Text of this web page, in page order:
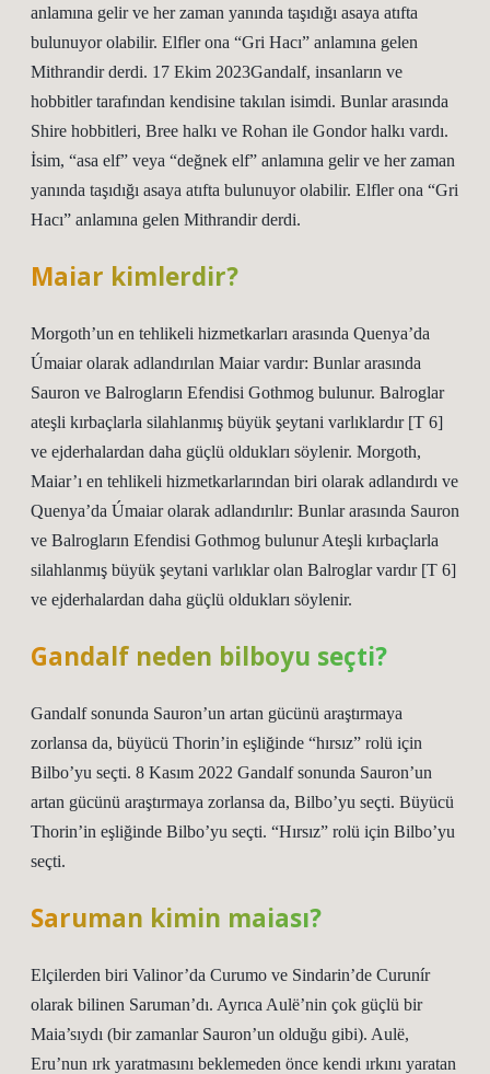
anlamına gelir ve her zaman yanında taşıdığı asaya atıfta
bulunuyor olabilir. Elfler ona “Gri Hacı” anlamına gelen
Mithrandir derdi. 17 Ekim 2023Gandalf, insanların ve
hobbitler tarafından kendisine takılan isimdi. Bunlar arasında
Shire hobbitleri, Bree halkı ve Rohan ile Gondor halkı vardı.
İsim, “asa elf” veya “değnek elf” anlamına gelir ve her zaman
yanında taşıdığı asaya atıfta bulunuyor olabilir. Elfler ona “Gri
Hacı” anlamına gelen Mithrandir derdi.
Maiar kimlerdir?
Morgoth’un en tehlikeli hizmetkarları arasında Quenya’da
Úmaiar olarak adlandırılan Maiar vardır: Bunlar arasında
Sauron ve Balrogların Efendisi Gothmog bulunur. Balroglar
ateşli kırbaçlarla silahlanmış büyük şeytani varlıklardır [T 6]
ve ejderhalardan daha güçlü oldukları söylenir. Morgoth,
Maiar’ı en tehlikeli hizmetkarlarından biri olarak adlandırdı ve
Quenya’da Úmaiar olarak adlandırılır: Bunlar arasında Sauron
ve Balrogların Efendisi Gothmog bulunur Ateşli kırbaçlarla
silahlanmış büyük şeytani varlıklar olan Balroglar vardır [T 6]
ve ejderhalardan daha güçlü oldukları söylenir.
Gandalf neden bilboyu seçti?
Gandalf sonunda Sauron’un artan gücünü araştırmaya
zorlansa da, büyücü Thorin’in eşliğinde “hırsız” rolü için
Bilbo’yu seçti. 8 Kasım 2022 Gandalf sonunda Sauron’un
artan gücünü araştırmaya zorlansa da, Bilbo’yu seçti. Büyücü
Thorin’in eşliğinde Bilbo’yu seçti. “Hırsız” rolü için Bilbo’yu
seçti.
Saruman kimin maiası?
Elçilerden biri Valinor’da Curumo ve Sindarin’de Curunír
olarak bilinen Saruman’dı. Ayrıca Aulë’nin çok güçlü bir
Maia’sıydı (bir zamanlar Sauron’un olduğu gibi). Aulë,
Eru’nun ırk yaratmasını beklemeden önce kendi ırkını yaratan